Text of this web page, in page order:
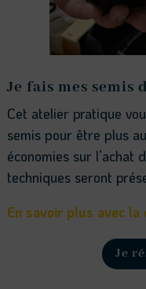
Je fais mes semis
Cet atelier pratique
semis pour être plus
économies sur l’achat
techniques seront
En savoir plus avec la
Je